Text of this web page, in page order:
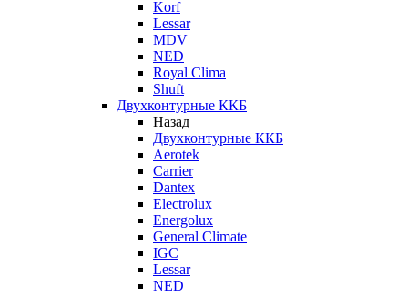
Korf
Lessar
MDV
NED
Royal Clima
Shuft
Двухконтурные ККБ
Назад
Двухконтурные ККБ
Aerotek
Carrier
Dantex
Electrolux
Energolux
General Climate
IGC
Lessar
NED